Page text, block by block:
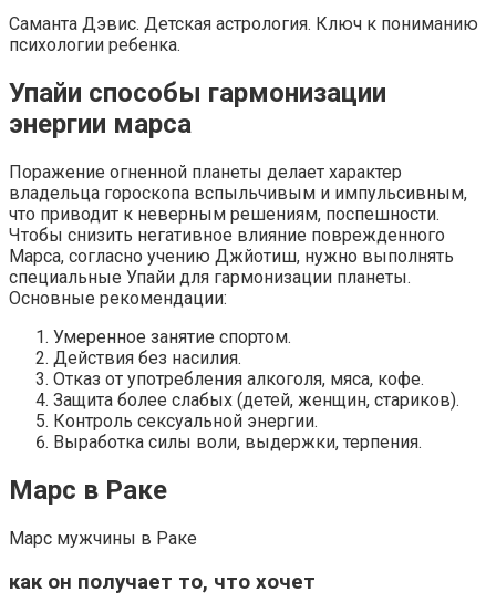
Саманта Дэвис. Детская астрология. Ключ к пониманию
психологии ребенка.
Упайи способы гармонизации
энергии марса
Поражение огненной планеты делает характер
владельца гороскопа вспыльчивым и импульсивным,
что приводит к неверным решениям, поспешности.
Чтобы снизить негативное влияние поврежденного
Марса, согласно учению Джйотиш, нужно выполнять
специальные Упайи для гармонизации планеты.
Основные рекомендации:
Умеренное занятие спортом.
Действия без насилия.
Отказ от употребления алкоголя, мяса, кофе.
Защита более слабых (детей, женщин, стариков).
Контроль сексуальной энергии.
Выработка силы воли, выдержки, терпения.
Марс в Раке
Марс мужчины в Раке
как он получает то, что хочет